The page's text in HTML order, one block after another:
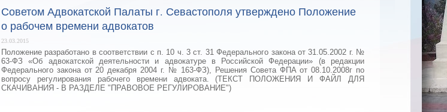
Советом Адвокатской Палаты г. Севастополя утверждено Положение
о рабочем времени адвокатов
23.03.2015
Положение разработано в соответствии с п. 10 ч. 3 ст. 31 Федерального закона от 31.05.2002 г. №
63-ФЗ «Об адвокатской деятельности и адвокатуре в Российской Федерации» (в редакции
Федерального закона от 20 декабря 2004 г. № 163-ФЗ), Решения Совета ФПА от 08.10.2008г по
вопросу регулирования рабочего времени адвоката. (ТЕКСТ ПОЛОЖЕНИЯ И ФАЙЛ ДЛЯ
СКАЧИВАНИЯ - В РАЗДЕЛЕ "ПРАВОВОЕ РЕГУЛИРОВАНИЕ")